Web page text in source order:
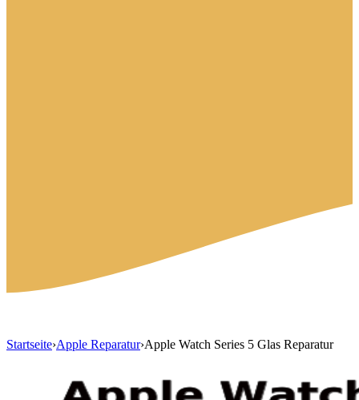
Startseite›Apple Reparatur›Apple Watch Series 5 Glas Reparatur